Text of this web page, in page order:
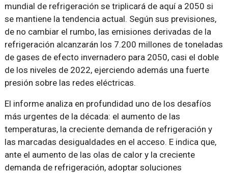
mundial de refrigeración se triplicará de aquí a 2050 si
se mantiene la tendencia actual. Según sus previsiones,
de no cambiar el rumbo, las emisiones derivadas de la
refrigeración alcanzarán los 7.200 millones de toneladas
de gases de efecto invernadero para 2050, casi el doble
de los niveles de 2022, ejerciendo además una fuerte
presión sobre las redes eléctricas.
El informe analiza en profundidad uno de los desafíos
más urgentes de la década: el aumento de las
temperaturas, la creciente demanda de refrigeración y
las marcadas desigualdades en el acceso. E indica que,
ante el aumento de las olas de calor y la creciente
demanda de refrigeración, adoptar soluciones